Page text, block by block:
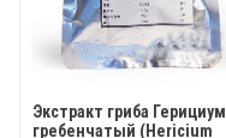
Экстракт гриба Герициум
гребенчатый (Hericium